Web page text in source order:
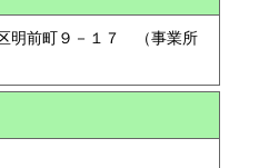
明前町９－１７ （事業所